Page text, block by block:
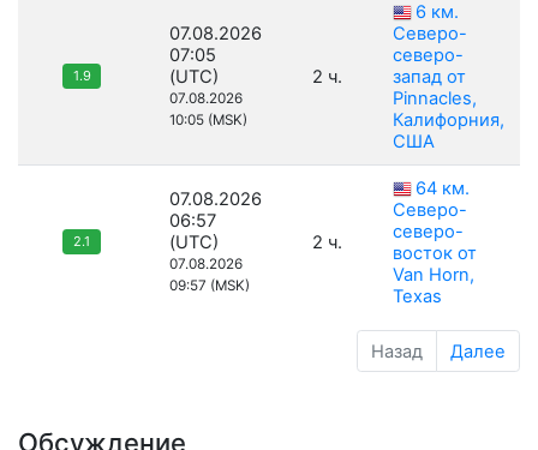
1.9
07.08.2026
07:05
(UTC)
07.08.2026
10:05 (MSK)
2 ч.
6 км.
Северо-
северо-
запад от
Pinnacles,
Калифорния,
США
2.1
07.08.2026
06:57
(UTC)
07.08.2026
09:57 (MSK)
2 ч.
64 км.
Северо-
северо-
восток от
Van Horn,
Texas
Назад Далее
Обсуждение